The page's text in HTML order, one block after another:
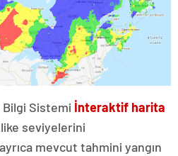
Bilgi Sistemi İnteraktif harita
seviyelerini
mevcut tahmini yangın